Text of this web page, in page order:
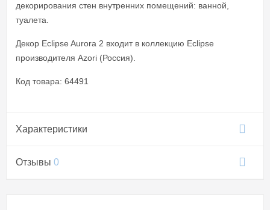
декорирования стен внутренних помещений: ванной,
туалета.
Декор Eclipse Aurora 2 входит в коллекцию Eclipse
производителя Azori (Россия).
Код товара: 64491
Характеристики
Отзывы 0